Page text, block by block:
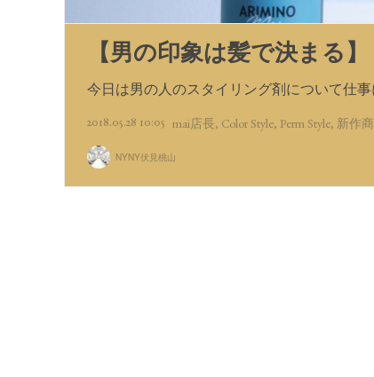
【男の印象は髪で決まる】
今日は男の人のスタイリング剤について仕
2018.05.28 10:05 mai店長 Color Style Perm Style 新作
NYNY伏見桃山